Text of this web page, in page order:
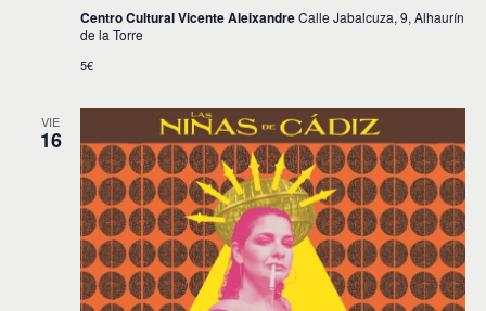
Centro Cultural Vicente AleixandreCalle Jabalcuza, 9, Alhaurín
de la Torre
5€
VIE
16